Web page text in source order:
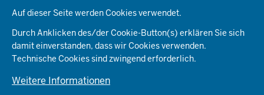
Auf dieser Seite werden Cookies verwendet.
Durch Anklicken des/der Cookie-Button(s) erklären Sie sich
damit einverstanden, dass wir Cookies verwenden.
Technische Cookies sind zwingend erforderlich.
Weitere Informationen
Kommunales & Wirtschaft
Planen & Bauen
Schule & Bildung
Umwelt & Natur
Aktenpläne
Organisationsstruktur
Behördenleitung
Die Bezirksregierung
Organisationsplan
Arbeitgeberprofil
Stellenangebote
Ausbildung
PRESSE
Pressefotos
REGIONALRAT DÜSSELDORF